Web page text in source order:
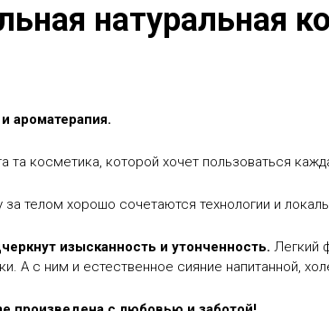
натуральная
ароматерапия.
та косметика, которой хочет пользоваться
за телом хорошо сочетаются технологии и
изысканность и утонченность. Легкий
А с ним и естественное сияние напитанной,